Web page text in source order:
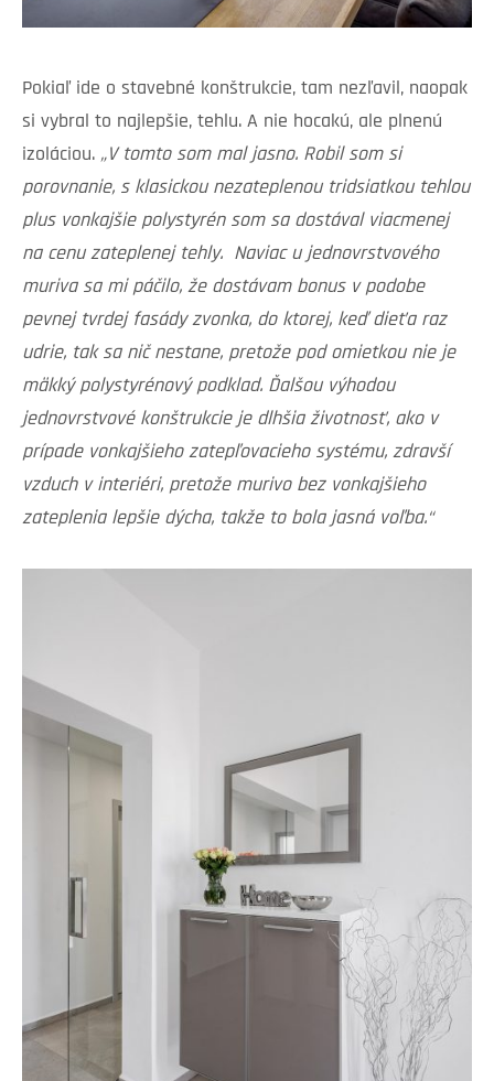
Pokiaľ ide o stavebné konštrukcie, tam nezľavil, naopak
si vybral to najlepšie, tehlu. A nie hocakú, ale plnenú
izoláciou. „V tomto som mal jasno. Robil som si
porovnanie, s klasickou nezateplenou tridsiatkou tehlou
plus vonkajšie polystyrén som sa dostával viacmenej
na cenu zateplenej tehly. Naviac u jednovrstvového
muriva sa mi páčilo, že dostávam bonus v podobe
pevnej tvrdej fasády zvonka, do ktorej, keď dieťa raz
udrie, tak sa nič nestane, pretože pod omietkou nie je
mäkký polystyrénový podklad. Ďalšou výhodou
jednovrstvové konštrukcie je dlhšia životnosť, ako v
prípade vonkajšieho zatepľovacieho systému, zdravší
vzduch v interiéri, pretože murivo bez vonkajšieho
zateplenia lepšie dýcha, takže to bola jasná voľba.“